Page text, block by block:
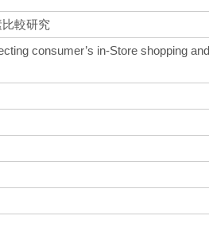
較研究
consumer’s in-Store shopping and